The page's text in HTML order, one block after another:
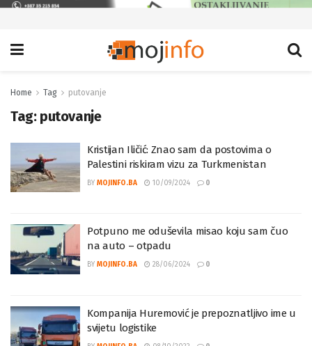
Home Tag putovanje
Tag: putovanje
Kristijan Iličić: Znao sam da postovima o
Palestini riskiram vizu za Turkmenistan
BY MOJINFO.BA 10/09/2024 0
Potpuno me oduševila misao koju sam čuo
na auto – otpadu
BY MOJINFO.BA 28/06/2024 0
Kompanija Huremović je prepoznatljivo ime u
svijetu logistike